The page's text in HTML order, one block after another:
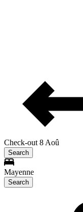
Check-out 8 Aoû
Search
Mayenne
Search